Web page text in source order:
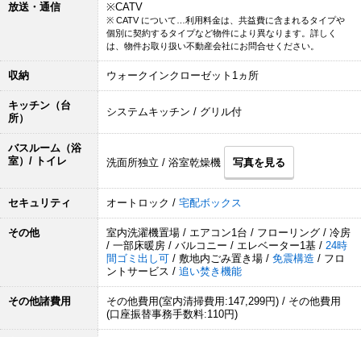
放送・通信 ※CATV
※ CATV について…利用料金は、共益費に含まれるタイプや
個別に契約するタイプなど物件により異なります。詳しく
は、物件お取り扱い不動産会社にお問合せください。
収納 ウォークインクローゼット1ヵ所
キッチン（台
所）
システムキッチン / グリル付
バスルーム（浴
室）/ トイレ
洗面所独立 / 浴室乾燥機 写真を見る
セキュリティ オートロック / 宅配ボックス
その他
室内洗濯機置場 / エアコン1台 / フローリング / 冷房
/ 一部床暖房 / バルコニー / エレベーター1基 / 24時
間ゴミ出し可 / 敷地内ごみ置き場 / 免震構造 / フロ
ントサービス / 追い焚き機能
その他諸費用
その他費用(室内清掃費用:147,299円) / その他費用
(口座振替事務手数料:110円)